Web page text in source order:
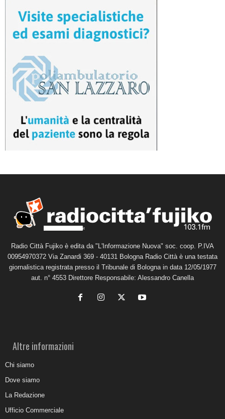
Radio Città Fujiko è edita da "L'Informazione Nuova" soc. coop. P.IVA
00954970372 Via Zanardi 369 - 40131 Bologna Radio Città è una testata
giornalistica registrata presso il Tribunale di Bologna in data 12/05/1977
aut. n° 4553 Direttore Responsabile: Alessandro Canella
Altre informazioni
Chi siamo
Dove siamo
La Redazione
Ufficio Commerciale